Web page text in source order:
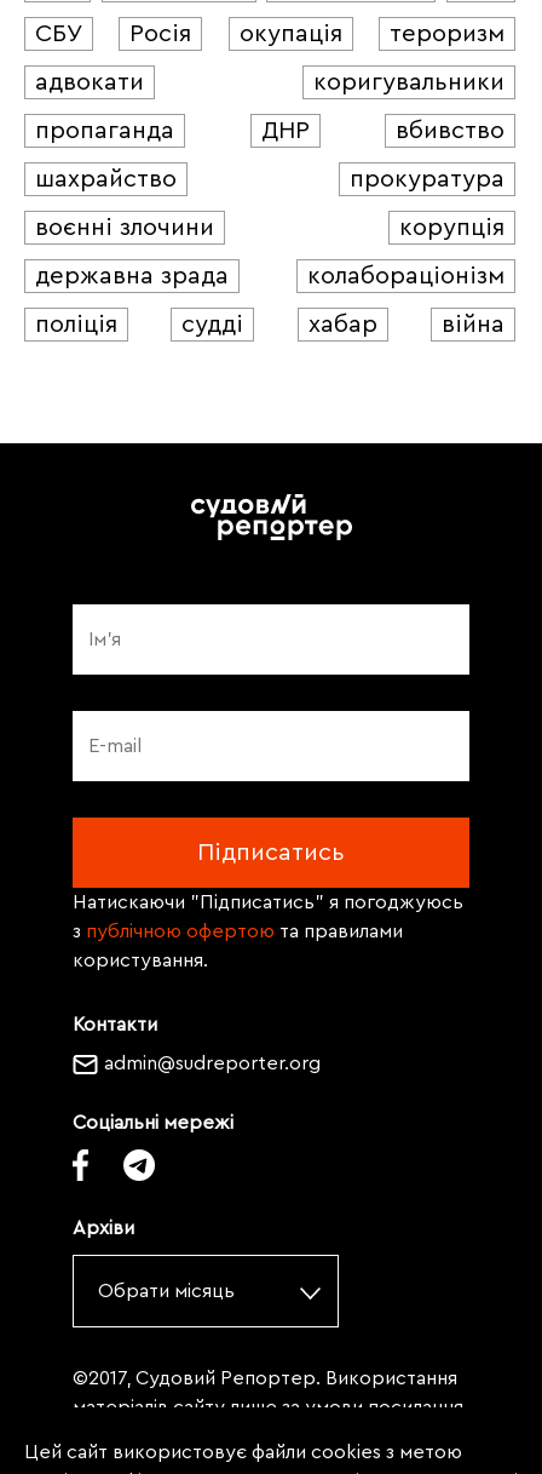
СБУ
Росія окупація
тероризм
адвокати
коригувальники
пропаганда
ДНР
вбивство
шахрайство
прокуратура
воєнні злочини
корупція
державна зрада
колабораціонізм
поліція
судді хабар війна
Контакти
admin@sudreporter.org
Соціальні мережі
Архіви
Обрати місяць
Натискаючи "Підписатись" я погоджуюсь
з публічною офертою та правилами
користування.
©2017, Судовий Репортер. Використання
матеріалів сайту лише за умови посилання
«Судовий репортер» не нижче третього
Цей сайт використовує файли cookies з метою